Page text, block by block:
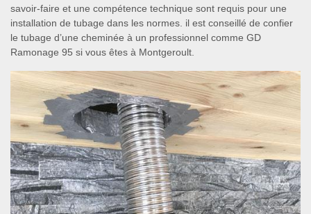
savoir-faire et une compétence technique sont requis pour une
installation de tubage dans les normes. il est conseillé de confier
le tubage d’une cheminée à un professionnel comme GD
Ramonage 95 si vous êtes à Montgeroult.